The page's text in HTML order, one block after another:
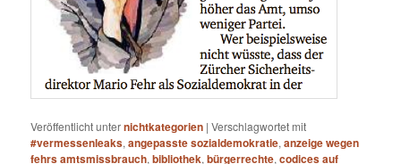
Veröffentlicht unternichtkategorien |Verschlagwortet mit
#vermessenleaks,angepasste sozialdemokratie,anzeige wegen
fehrs amtsmissbrauch,bibliothek,bürgerrechte,codices auf